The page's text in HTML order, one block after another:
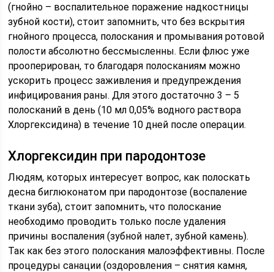
(гнойно – воспалительное поражение надкостницы
зубной кости), стоит запомнить, что без вскрытия
гнойного процесса, полоскания и промывания ротовой
полости абсолютно бессмысленны. Если флюс уже
прооперирован, то благодаря полосканиям можно
ускорить процесс заживления и предупреждения
инфицирования раны. Для этого достаточно 3 – 5
полосканий в день (10 мл 0,05% водного раствора
Хлоргексидина) в течение 10 дней после операции.
Хлоргексидин при пародонтозе
Людям, которых интересует вопрос, как полоскать
десна биглюконатом при пародонтозе (воспаление
ткани зуба), стоит запомнить, что полоскание
необходимо проводить только после удаления
причины воспаления (зубной налет, зубной камень).
Так как без этого полоскания малоэффективны. После
процедуры санации (оздоровления – снятия камня,